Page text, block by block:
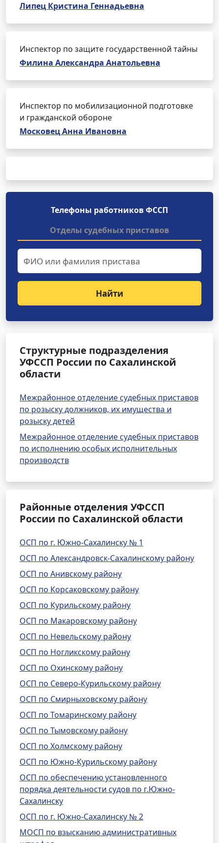
Липец Кристина Геннадьевна
Инспектор по защите государственной тайны
Филина Александра Анатольевна
Инспектор по мобилизационной подготовке
и гражданской обороне
Московец Анна Ивановна
Телефоны работников ФССП
Отделы судебных приставов
Найти
Структурные подразделения
УФССП России по Сахалинской
области
Межрайонное отделение судебных приставов
по розыску должников, их имущества и
розыску детей
Межрайонное отделение судебных приставов
по исполнению особых исполнительных
производств
Районные отделения УФССП
России по Сахалинской области
ОСП по г. Южно-Сахалинску № 1
ОСП по Александровск-Сахалинскому району
ОСП по Анивскому району
ОСП по Корсаковскому району
ОСП по Курильскому району
ОСП по Макаровскому району
ОСП по Невельскому району
ОСП по Ногликскому району
ОСП по Охинскому району
ОСП по Северо-Курильскому району
ОСП по Смирныховскому району
ОСП по Томаринскому району
ОСП по Тымовскому району
ОСП по Холмскому району
ОСП по Южно-Курильскому району
ОСП по обеспечению установленного
порядка деятельности судов по г.Южно-
Сахалинску
ОСП по г. Южно-Сахалинску № 2
МОСП по взысканию административных